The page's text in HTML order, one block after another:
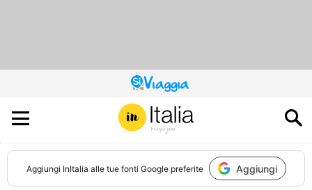
QUESTO
SITO
CONTRIBUISCE
ALL’AUDIENCE
DI
Aggiungi InItalia alle tue fonti Google preferite Aggiungi